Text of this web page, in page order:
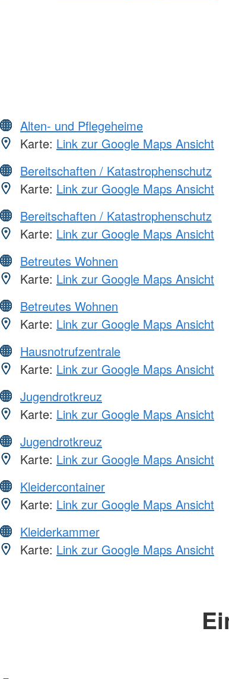
Alten- und Pflegeheime
Karte: Link zur Google Maps Ansicht
Bereitschaften / Katastrophenschutz
Karte: Link zur Google Maps Ansicht
Bereitschaften / Katastrophenschutz
Karte: Link zur Google Maps Ansicht
Betreutes Wohnen
Karte: Link zur Google Maps Ansicht
Betreutes Wohnen
Karte: Link zur Google Maps Ansicht
Hausnotrufzentrale
Karte: Link zur Google Maps Ansicht
Jugendrotkreuz
Karte: Link zur Google Maps Ansicht
Jugendrotkreuz
Karte: Link zur Google Maps Ansicht
Kleidercontainer
Karte: Link zur Google Maps Ansicht
Kleiderkammer
Karte: Link zur Google Maps Ansicht